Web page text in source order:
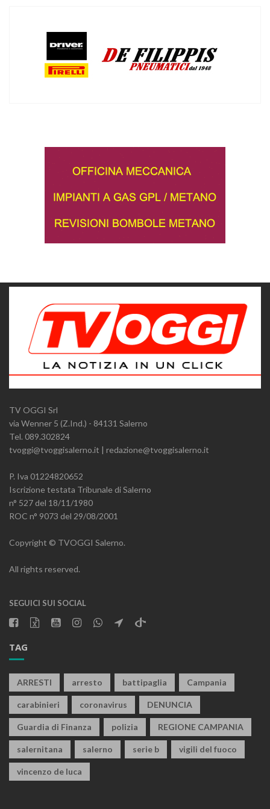
TV OGGI Srl
via Wenner 5 (Z.Ind.) - 84131 Salerno
Tel. 089.302824
tvoggi@tvoggisalerno.it | redazione@tvoggisalerno.it
P. Iva 01224820652
Iscrizione testata Tribunale di Salerno
n° 527 del 18/11/1980
ROC n° 9073 del 29/08/2001
Copyright © TVOGGI Salerno.
All rights reserved.
SEGUICI SUI SOCIAL
TAG
ARRESTI arresto battipaglia Campania
carabinieri coronavirus DENUNCIA
Guardia di Finanza polizia REGIONE CAMPANIA
salernitana salerno serie b vigili del fuoco
vincenzo de luca